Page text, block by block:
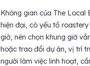
Không gian của The Local
hiện đại, có yếu tố
giờ, nên chọn khung giờ
hoặc trao đổi dự án, vị trí
người làm việc linh hoạt,